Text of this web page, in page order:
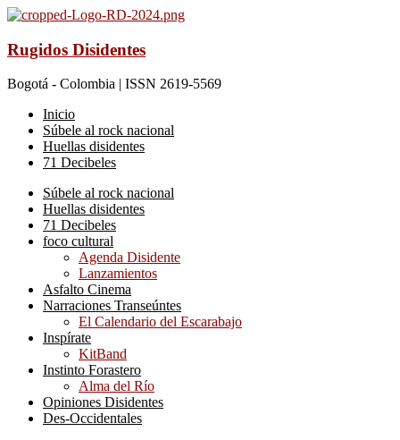
Rugidos Disidentes
Bogotá - Colombia | ISSN 2619-5569
Inicio
Súbele al rock nacional
Huellas disidentes
71 Decibeles
Súbele al rock nacional
Huellas disidentes
71 Decibeles
foco cultural
Agenda Disidente
Lanzamientos
Asfalto Cinema
Narraciones Transeúntes
El Calendario del Escarabajo
Inspírate
KitBand
Instinto Forastero
Alma del Río
Opiniones Disidentes
Des-Occidentales